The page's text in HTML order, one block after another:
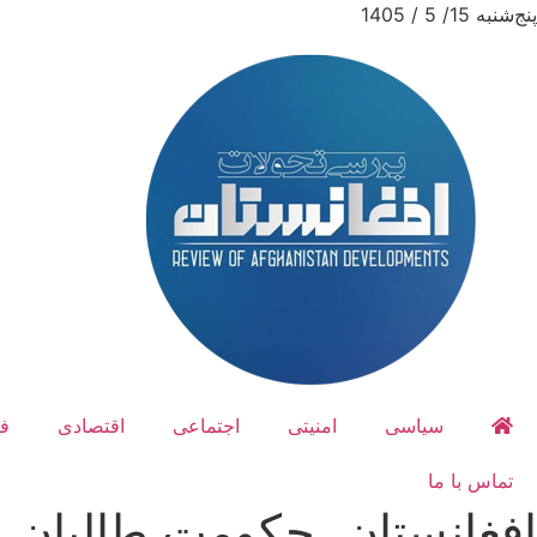
پنج‌شنبه 15/ 5 / 1405
سیاسی امنیتی اجتماعی اقتصادی
تماس با ما